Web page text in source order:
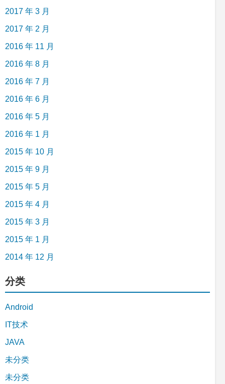
2017 年 3 月
2017 年 2 月
2016 年 11 月
2016 年 8 月
2016 年 7 月
2016 年 6 月
2016 年 5 月
2016 年 1 月
2015 年 10 月
2015 年 9 月
2015 年 5 月
2015 年 4 月
2015 年 3 月
2015 年 1 月
2014 年 12 月
分类
Android
IT技术
JAVA
未分类
未分类